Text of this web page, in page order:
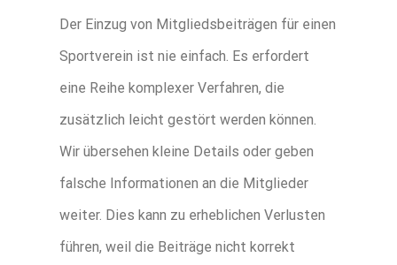
Der Einzug von Mitgliedsbeiträgen für einen
Sportverein ist nie einfach. Es erfordert
eine Reihe komplexer Verfahren, die
zusätzlich leicht gestört werden können.
Wir übersehen kleine Details oder geben
falsche Informationen an die Mitglieder
weiter. Dies kann zu erheblichen Verlusten
führen, weil die Beiträge nicht korrekt